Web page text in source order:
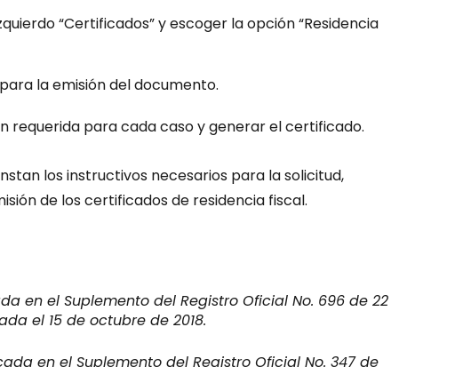
“Certificados” y escoger la opción “Residencia
la emisión del documento.
requerida para cada caso y generar el certificado.
los instructivos necesarios para la solicitud,
de los certificados de residencia fiscal.
en el Suplemento del Registro Oficial No. 696 de 22
el 15 de octubre de 2018.
en el Suplemento del Registro Oficial No. 347 de